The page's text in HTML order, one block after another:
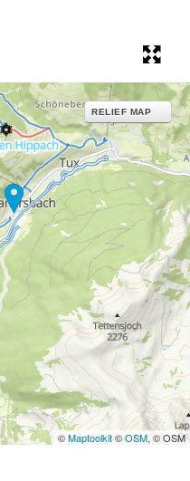
RELIEF MAP
©Maptoolkit©OSM, © OSM